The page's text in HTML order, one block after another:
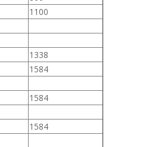
1100
1338
1584
1584
1584